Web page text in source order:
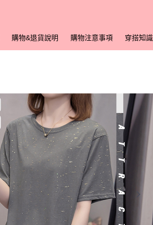
購物&退貨說明 購物注意事項 穿搭知識